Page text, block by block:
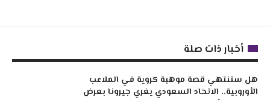
أخبار ذات صلة
هل ستنتهي قصة موهبة كروية في الملاعب
الأوروبية.. الاتحاد السعودي يغري جيرونا بعرض